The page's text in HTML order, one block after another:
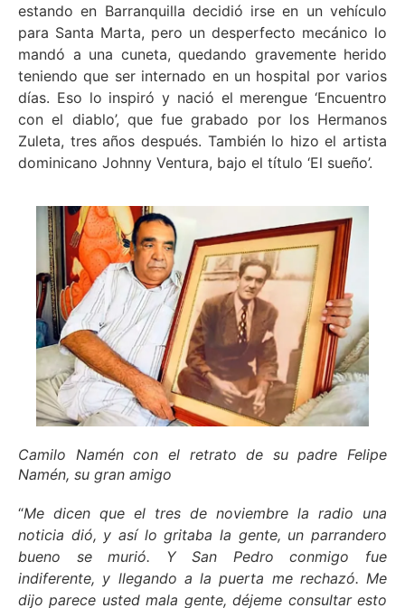
estando en Barranquilla decidió irse en un vehículo
para Santa Marta, pero un desperfecto mecánico lo
mandó a una cuneta, quedando gravemente herido
teniendo que ser internado en un hospital por varios
días. Eso lo inspiró y nació el merengue ‘Encuentro
con el diablo’, que fue grabado por los Hermanos
Zuleta, tres años después. También lo hizo el artista
dominicano Johnny Ventura, bajo el título ‘El sueño’.
Camilo Namén con el retrato de su padre Felipe
Namén, su gran amigo
“Me dicen que el tres de noviembre la radio una
noticia dió, y así lo gritaba la gente, un parrandero
bueno se murió. Y San Pedro conmigo fue
indiferente, y llegando a la puerta me rechazó. Me
dijo parece usted mala gente, déjeme consultar esto